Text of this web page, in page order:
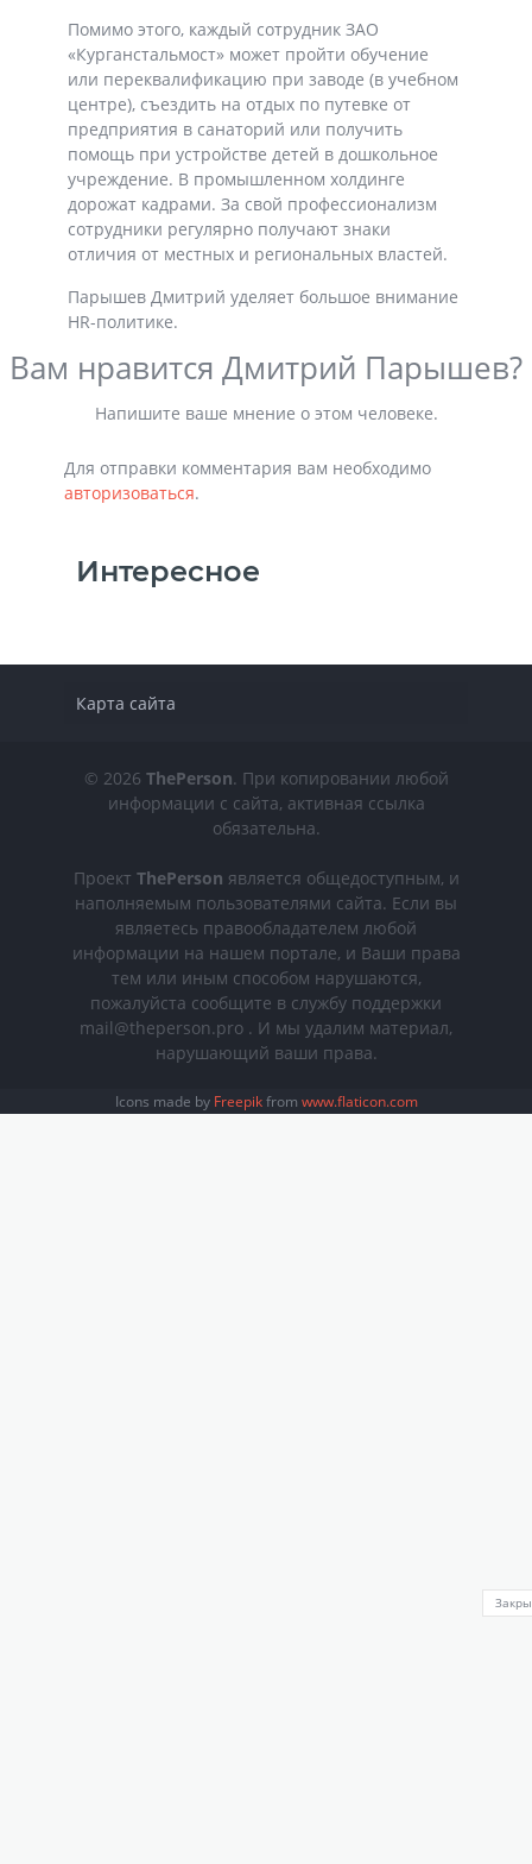
Помимо этого, каждый сотрудник ЗАО
«Курганстальмост» может пройти обучение
или переквалификацию при заводе (в учебном
центре), съездить на отдых по путевке от
предприятия в санаторий или получить
помощь при устройстве детей в дошкольное
учреждение. В промышленном холдинге
дорожат кадрами. За свой профессионализм
сотрудники регулярно получают знаки
отличия от местных и региональных властей.
Парышев Дмитрий уделяет большое внимание
HR-политике.
Вам нравится Дмитрий Парышев?
Напишите ваше мнение о этом человеке.
Для отправки комментария вам необходимо
авторизоваться.
Интересное
Карта сайта
© 2026 ThePerson. При копировании любой
информации с сайта, активная ссылка
обязательна.
Проект ThePerson является общедоступным, и
наполняемым пользователями сайта. Если вы
являетесь правообладателем любой
информации на нашем портале, и Ваши права
тем или иным способом нарушаются,
пожалуйста сообщите в службу поддержки
mail@theperson.pro . И мы удалим материал,
нарушающий ваши права.
Icons made by Freepikfrom www.flaticon.com